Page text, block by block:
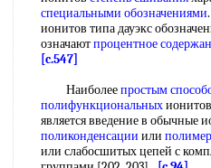
специальными обозначениями
ионитов типа дауэкс
означаютпроцентное
[c.547]
Наиболеепростым
полифункциональныхионитов
является введение в обычные
поликонденсации или
или слабосшитых цепей с